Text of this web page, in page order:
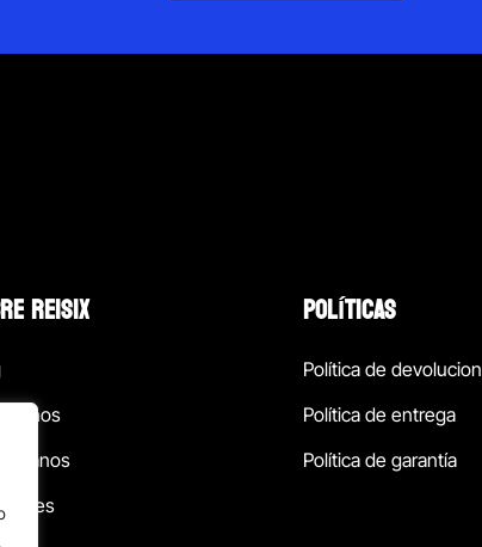
REISIX POLÍTICAS
Política de devolucion
Política de entrega
Política de garantía